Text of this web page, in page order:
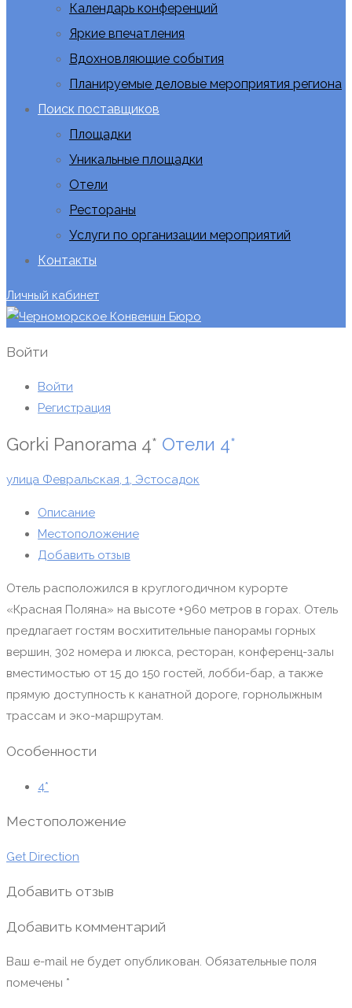
Календарь конференций
Яркие впечатления
Вдохновляющие события
Планируемые деловые мероприятия региона
Поиск поставщиков
Площадки
Уникальные площадки
Отели
Рестораны
Услуги по организации мероприятий
Контакты
Личный кабинет
Войти
Войти
Регистрация
Gorki Panorama 4* Отели 4*
улица Февральская, 1, Эстосадок
Описание
Местоположение
Добавить отзыв
Отель расположился в круглогодичном курорте
«Красная Поляна» на высоте +960 метров в горах. Отель
предлагает гостям восхитительные панорамы горных
вершин, 302 номера и люкса, ресторан, конференц-залы
вместимостью от 15 до 150 гостей, лобби-бар, а также
прямую доступность к канатной дороге, горнолыжным
трассам и эко-маршрутам.
Особенности
4*
Местоположение
Get Direction
Добавить отзыв
Добавить комментарий
Ваш e-mail не будет опубликован. Обязательные поля
помечены *